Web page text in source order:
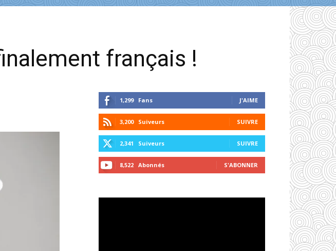
français !
1,299 Fans J'AIME
3,200 Suiveurs SUIVRE
2,341 Suiveurs SUIVRE
8,522 Abonnés S'ABONNER